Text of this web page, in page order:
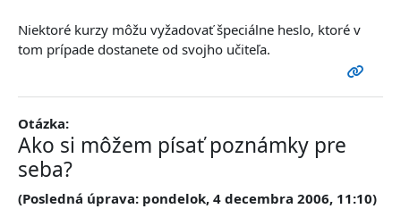
Niektoré kurzy môžu vyžadovať špeciálne heslo, ktoré v
tom prípade dostanete od svojho učiteľa.
Otázka:
Ako si môžem písať poznámky pre
seba?
(Posledná úprava: pondelok, 4 decembra 2006, 11:10)